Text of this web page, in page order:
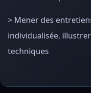
> Mener des
individualisée,
techniques